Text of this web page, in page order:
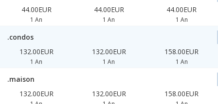
44.00EUR
1 An
44.00EUR
1 An
44.00EUR
1 An
.condos
132.00EUR
1 An
132.00EUR
1 An
158.00EUR
1 An
.maison
132.00EUR
132.00EUR 158.00EUR